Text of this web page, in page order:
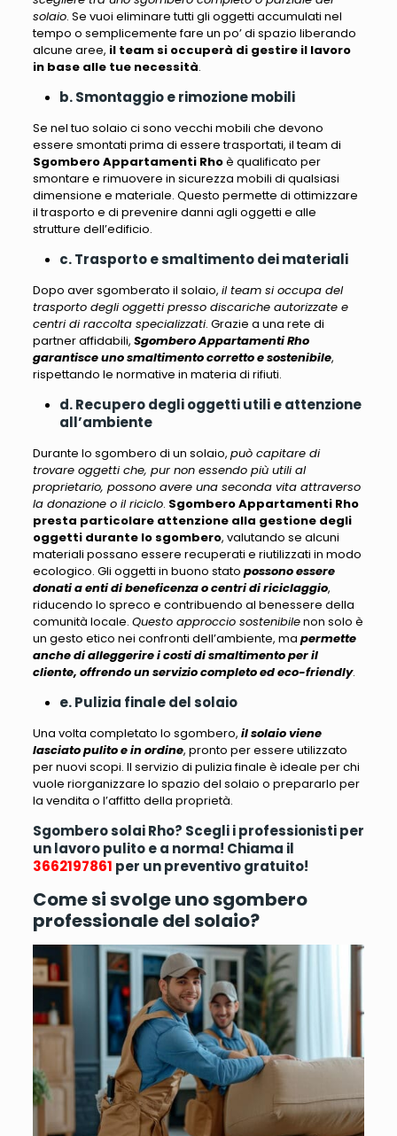
solaio. Se vuoi eliminare tutti gli oggetti accumulati nel
tempo o semplicemente fare un po’ di spazio liberando
alcune aree, il team si occuperà di gestire il lavoro
in base alle tue necessità.
b. Smontaggio e rimozione mobili
Se nel tuo solaio ci sono vecchi mobili che devono
essere smontati prima di essere trasportati, il team di
Sgombero Appartamenti Rhoè qualificato per
smontare e rimuovere in sicurezza mobili di qualsiasi
dimensione e materiale. Questo permette di ottimizzare
il trasporto e di prevenire danni agli oggetti e alle
strutture dell’edificio.
c. Trasporto e smaltimento dei materiali
Dopo aver sgomberato il solaio, il team si occupa del
trasporto degli oggetti presso discariche autorizzate e
centri di raccolta specializzati. Grazie a una rete di
partner affidabili, Sgombero Appartamenti Rho
garantisce uno smaltimento corretto e sostenibile,
rispettando le normative in materia di rifiuti.
d. Recupero degli oggetti utili e attenzione
all’ambiente
Durante lo sgombero di un solaio, può capitare di
trovare oggetti che, pur non essendo più utili al
proprietario, possono avere una seconda vita attraverso
la donazione o il riciclo. Sgombero Appartamenti Rho
presta particolare attenzione alla gestione degli
oggetti durante lo sgombero, valutando se alcuni
materiali possano essere recuperati e riutilizzati in modo
ecologico. Gli oggetti in buono stato possono essere
donati a enti di beneficenza o centri di riciclaggio,
riducendo lo spreco e contribuendo al benessere della
comunità locale. Questo approccio sostenibilenon solo è
un gesto etico nei confronti dell’ambiente, ma permette
anche di alleggerire i costi di smaltimento per il
cliente, offrendo un servizio completo ed eco-friendly.
e. Pulizia finale del solaio
Una volta completato lo sgombero, il solaio viene
lasciato pulito e in ordine, pronto per essere utilizzato
per nuovi scopi. Il servizio di pulizia finale è ideale per chi
vuole riorganizzare lo spazio del solaio o prepararlo per
la vendita o l’affitto della proprietà.
Sgombero solai Rho? Scegli i professionisti per
un lavoro pulito e a norma! Chiama il
3662197861 per un preventivo gratuito!
Come si svolge uno sgombero
professionale del solaio?